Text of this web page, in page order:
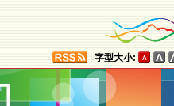
字型大小: